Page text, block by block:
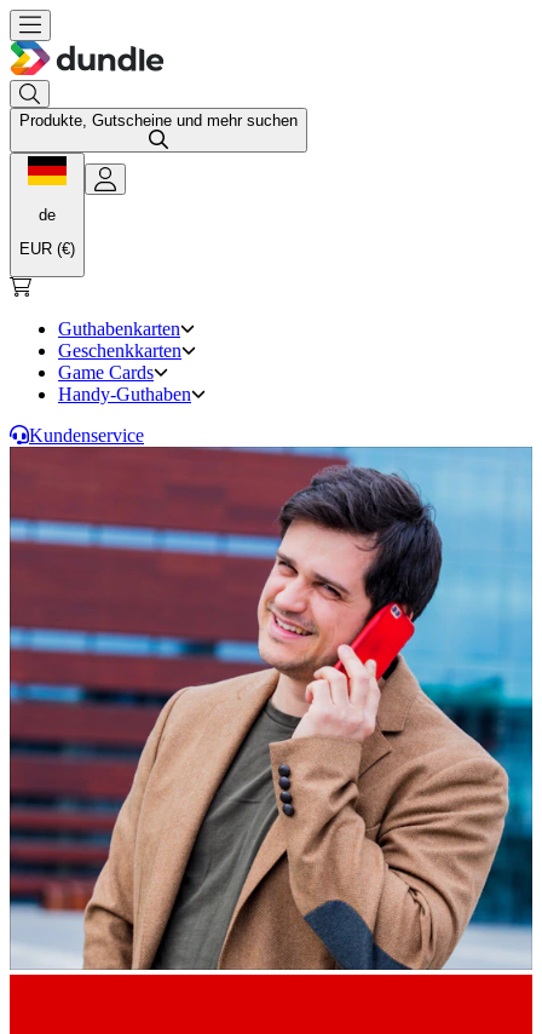
Produkte, Gutscheine und mehr suchen
de
EUR (€)
Guthabenkarten
Geschenkkarten
Game Cards
Handy-Guthaben
Kundenservice